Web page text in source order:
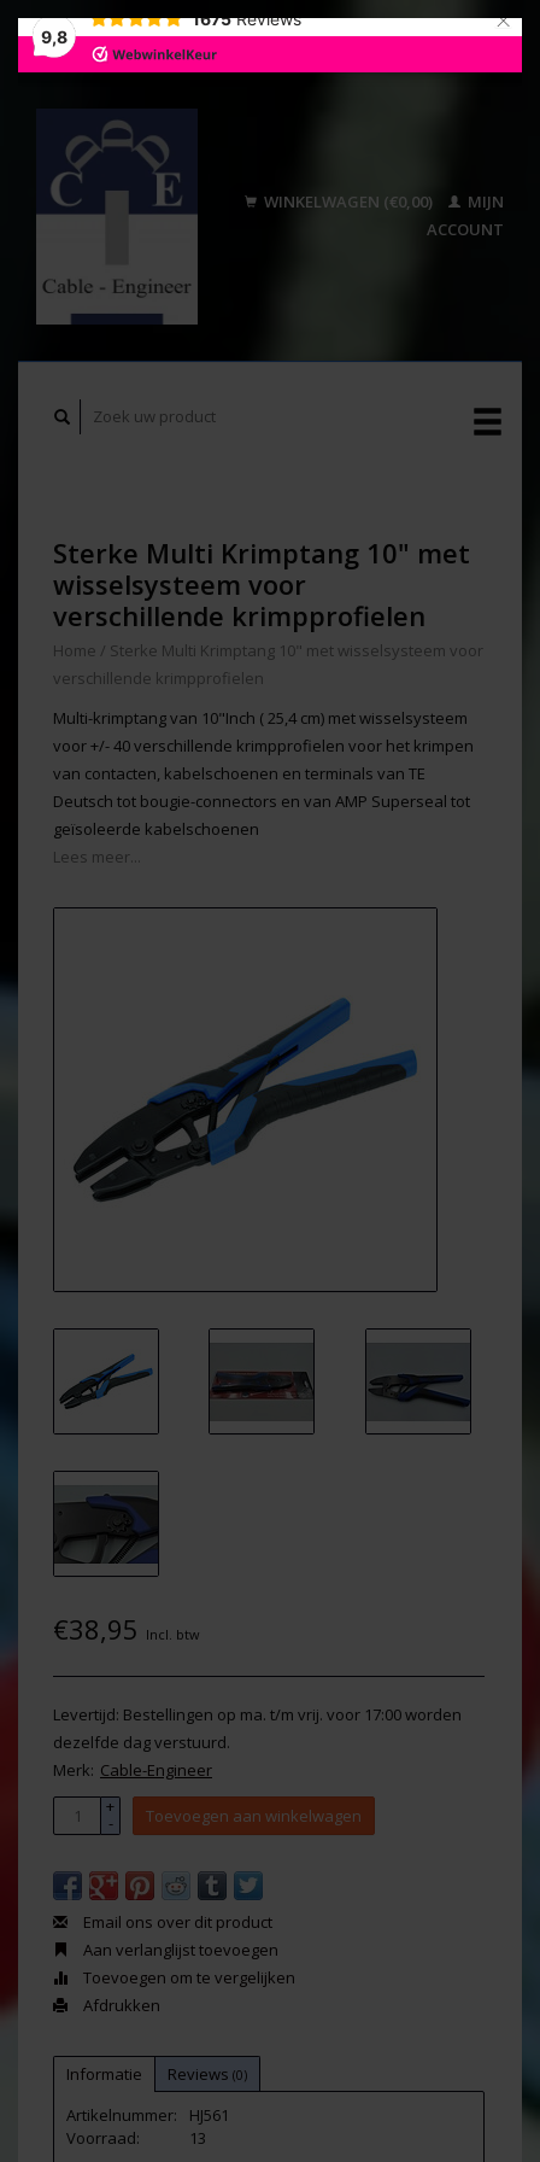
9,8
1675 Reviews ×
WINKELWAGEN (€0,00)
MIJN
ACCOUNT
Sterke Multi Krimptang 10" met
wisselsysteem voor
verschillende krimpprofielen
Home / Sterke Multi Krimptang 10" met wisselsysteem voor
verschillende krimpprofielen
Multi-krimptang van 10"Inch ( 25,4 cm) met wisselsysteem
voor +/- 40 verschillende krimpprofielen voor het krimpen
van contacten, kabelschoenen en terminals van TE
Deutsch tot bougie-connectors en van AMP Superseal tot
geïsoleerde kabelschoenen
Lees meer...
€38,95 Incl. btw
Levertijd: Bestellingen op ma. t/m vrij. voor 17:00 worden
dezelfde dag verstuurd.
Merk: Cable-Engineer
+
- Toevoegen aan winkelwagen
Email ons over dit product
Aan verlanglijst toevoegen
Toevoegen om te vergelijken
Afdrukken
Informatie Reviews (0)
Artikelnummer:
HJ561
Voorraad:
13